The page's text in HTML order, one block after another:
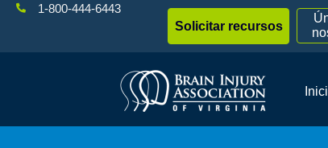
1-800-444-6443
Solicitar recursos